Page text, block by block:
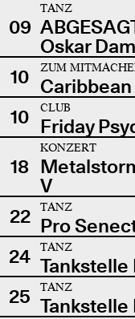
09
TANZ
Oskar
10
ZUM
10
CLUB
Friday
18
KONZERT
V
22
TANZ
Pro
24
TANZ
Tankstelle
25
TANZ
Tankstelle